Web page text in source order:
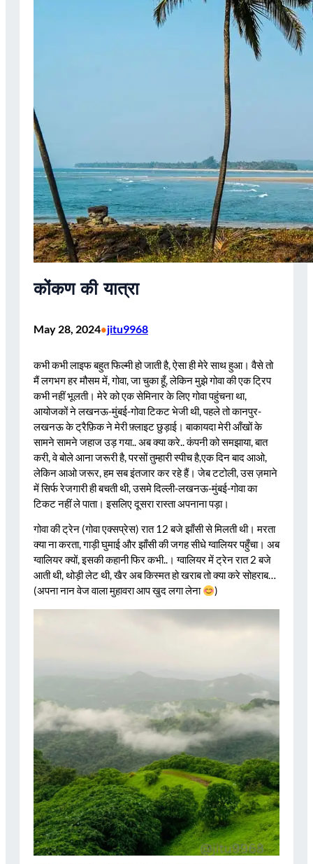
कोंकण की यात्रा
May 28, 2024•jitu9968
कभी कभी लाइफ बहुत फिल्मी हो जाती है, ऐसा ही मेरे साथ हुआ। वैसे तो
मैं लगभग हर मौसम में, गोवा, जा चुका हूँ, लेकिन मुझे गोवा की एक ट्रिप
कभी नहीं भूलती। मेरे को एक सेमिनार के लिए गोवा पहुंचना था,
आयोजकों ने लखनऊ-मुंबई-गोवा टिकट भेजी थी, पहले तो कानपुर-
लखनऊ के ट्रैफ़िक ने मेरी फ़्लाइट छुड़ाई। बाकायदा मेरी आँखों के
सामने सामने जहाज उड़ गया.. अब क्या करे.. कंपनी को समझाया, बात
करी, वे बोले आना जरूरी है, परसों तुम्हारी स्पीच है,एक दिन बाद आओ,
लेकिन आओ जरूर, हम सब इंतजार कर रहे हैं। जेब टटोली, उस ज़माने
में सिर्फ रेजगारी ही बचती थी, उसमे दिल्ली-लखनऊ-मुंबई-गोवा का
टिकट नहीं ले पाता। इसलिए दूसरा रास्ता अपनाना पड़ा।
गोवा की ट्रेन (गोवा एक्सप्रेस) रात 12 बजे झाँसी से मिलती थी। मरता
क्या ना करता, गाड़ी घुमाई और झाँसी की जगह सीधे ग्वालियर पहुँचा। अब
ग्वालियर क्यों, इसकी कहानी फिर कभी..। ग्वालियर में ट्रेन रात 2 बजे
आती थी, थोड़ी लेट थी, खैर अब किस्मत हो खराब तो क्या करे सोहराब…
(अपना नान वेज वाला मुहावरा आप खुद लगा लेना
)